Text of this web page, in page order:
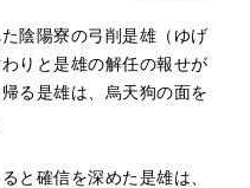
陰陽寮の弓削是雄（ゆげ
りと是雄の解任の報せが
る是雄は、烏天狗の面を
と確信を深めた是雄は、